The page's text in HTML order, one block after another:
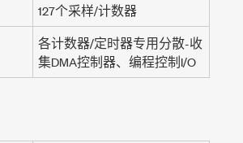
127个采样/计数器
各计数器/定时器专用分散-收
集DMA控制器、编程控制I/O